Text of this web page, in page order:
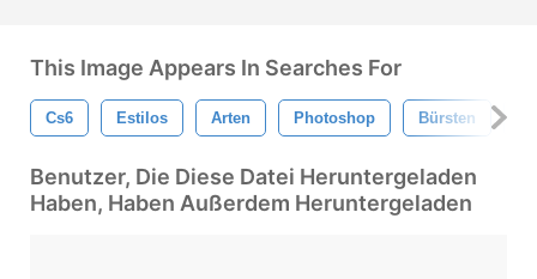
This Image Appears In Searches For
Cs6 Estilos Arten Photoshop Bürsten
Benutzer, Die Diese Datei Heruntergeladen
Haben, Haben Außerdem Heruntergeladen